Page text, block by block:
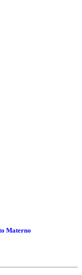
Materno